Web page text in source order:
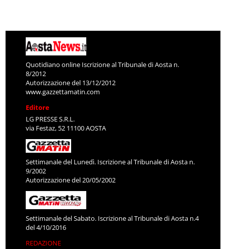
Quotidiano online Iscrizione al Tribunale di Aosta n.
8/2012
Autorizzazione del 13/12/2012
www.gazzettamatin.com
Editore
LG PRESSE S.R.L.
via Festaz, 52 11100 AOSTA
Settimanale del Lunedì. Iscrizione al Tribunale di Aosta n.
9/2002
Autorizzazione del 20/05/2002
Settimanale del Sabato. Iscrizione al Tribunale di Aosta n.4
del 4/10/2016
REDAZIONE